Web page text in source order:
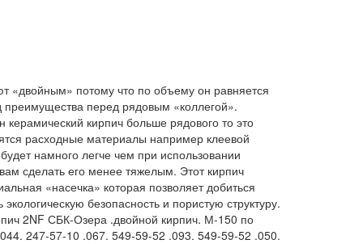
«двойным» потому что по объему он равняется
перед рядовым «коллегой».
кирпич больше рядового то это
расходные материалы например клеевой
намного легче чем при использовании
сделать его менее тяжелым. Этот кирпич
«насечка» которая позволяет добиться
безопасность и пористую структуру.
2NF СБК-Озера .двойной кирпич. М-150 по
247-57-10 .067. 549-59-52 .093. 549-59-52 .050.